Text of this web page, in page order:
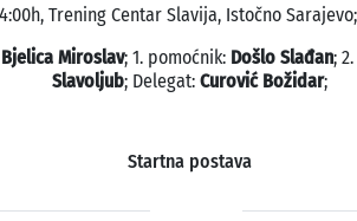
Trening Centar Slavija, Istočno
Bjelica Miroslav; 1. pomoćnik: Došlo Slađan;
Slavoljub; Delegat: Curović Božidar;
Startna postava